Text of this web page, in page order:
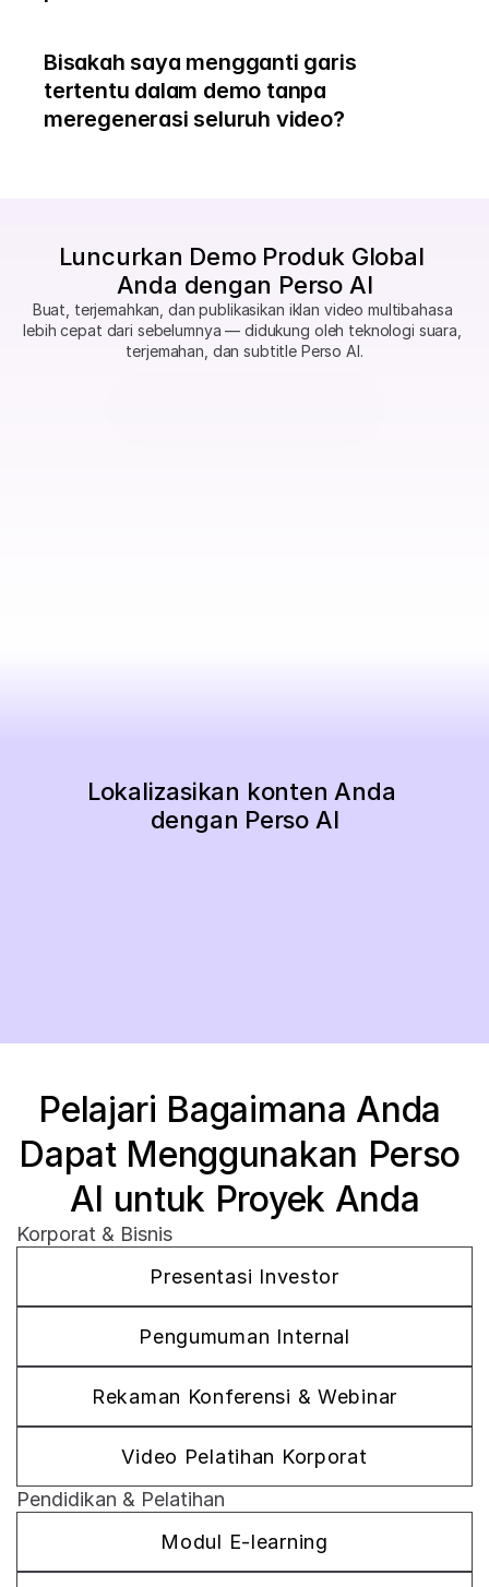
Bisakah saya mengganti garis
tertentu dalam demo tanpa
meregenerasi seluruh video?
Luncurkan Demo Produk Global
Anda dengan Perso AI
Buat, terjemahkan, dan publikasikan iklan video multibahasa
lebih cepat dari sebelumnya — didukung oleh teknologi suara,
terjemahan, dan subtitle Perso AI.
Pelajari Bagaimana Anda
Dapat Menggunakan Perso
AI untuk Proyek Anda
Korporat & Bisnis
Presentasi Investor
Pengumuman Internal
Rekaman Konferensi & Webinar
Video Pelatihan Korporat
Pendidikan & Pelatihan
Modul E-learning
Lokalizasikan konten Anda
dengan Perso AI